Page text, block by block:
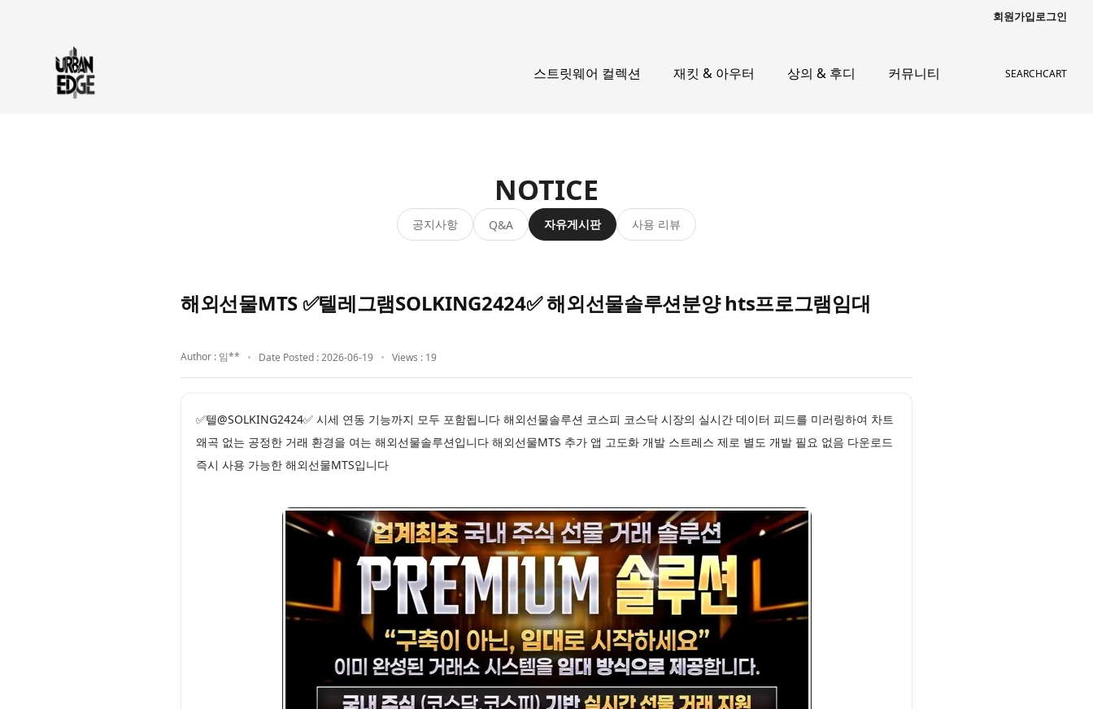
회원가입로그인
스트릿웨어 컬렉션 재킷 & 아우터 상의 & 후디 커뮤니티 SEARCHCART
NOTICE
공지사항 Q&A 자유게시판 사용 리뷰
해외선물MTS ✅텔레그램SOLKING2424✅ 해외선물솔루션분양 hts프로그램임대
Author : 임** Date Posted : 2026-06-19 Views : 19
✅텔@SOLKING2424✅ 시세 연동 기능까지 모두 포함됩니다 해외선물솔루션 코스피 코스닥 시장의 실시간 데이터 피드를 미러링하여 차트
왜곡 없는 공정한 거래 환경을 여는 해외선물솔루션입니다 해외선물MTS 추가 앱 고도화 개발 스트레스 제로 별도 개발 필요 없음 다운로드
즉시 사용 가능한 해외선물MTS입니다